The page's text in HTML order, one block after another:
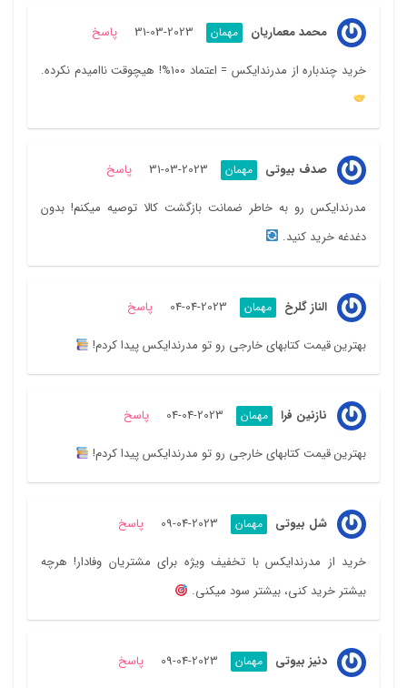
محمد معماریان مهمان 2023-03-31 پاسخ
خرید چندباره از مدرندایکس = اعتماد ۱۰۰%! هیچوقت ناامیدم نکرده.
صدف بیوتی مهمان 2023-03-31 پاسخ
مدرندایکس رو به خاطر ضمانت بازگشت کالا توصیه میکنم! بدون
دغدغه خرید کنید.
الناز گلرخ مهمان 2023-04-04 پاسخ
بهترین قیمت کتابهای خارجی رو تو مدرندایکس پیدا کردم!
نازنین فرا مهمان 2023-04-04 پاسخ
بهترین قیمت کتابهای خارجی رو تو مدرندایکس پیدا کردم!
شل بیوتی مهمان 2023-04-09 پاسخ
خرید از مدرندایکس با تخفیف ویژه برای مشتریان وفادار! هرچه
بیشتر خرید کنی، بیشتر سود میکنی.
دنیز بیوتی مهمان 2023-04-09 پاسخ